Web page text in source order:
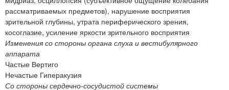
рассматриваемых предметов), нарушение восприятия
зрительной глубины, утрата периферического зрения,
косоглазие, усиление яркости зрительного восприятия
Изменения со стороны органа слуха и вестибулярного
аппарата
Частые Вертиго
Нечастые Гиперакузия
Со стороны сердечно-сосудистой системы